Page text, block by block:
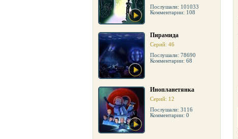
Послушали: 101033
Комментарии: 108
Пирамида
Серий: 46
Послушали: 78690
Комментарии: 68
Инопланетянка
Серий: 12
Послушали: 3116
Комментарии: 0